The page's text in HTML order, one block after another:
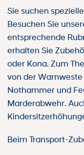
Sie suchen
Besuchen Sie
entsprechende
erhalten Sie
oder Kona. Zum
von der
Nothammer und
Marderabwehr.
Beim Transport-